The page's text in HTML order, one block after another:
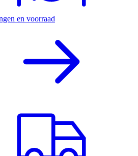
en voorraad